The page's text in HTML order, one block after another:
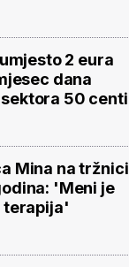
2 eura
dana
50 centi
Mina na tržnici
'Meni je
terapija'